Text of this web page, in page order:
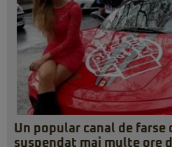
Un popular canal de farse
suspendat mai multe ore